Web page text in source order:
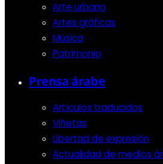
Arte urbano
Artes gráficas
Música
Patrimonio
Prensa árabe
Artículos traducidos
Viñetas
Libertad de expresión
Actualidad de medios